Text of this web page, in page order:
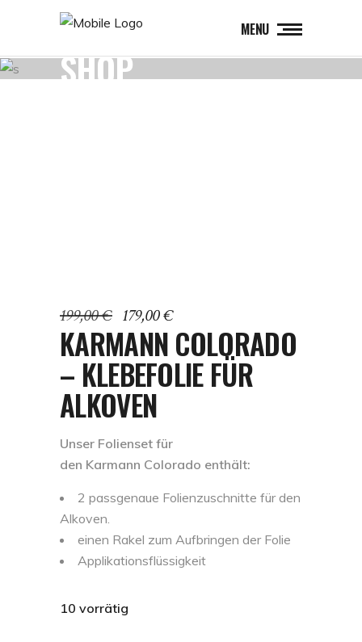
MENU
SHOP
199,00€ Ursprünglicher
Preis
war:
199,00 €
179,00€Aktueller
Preis
ist:
179,00 €.
KARMANN COLORADO
– KLEBEFOLIE FÜR
ALKOVEN
Unser Folienset für
den Karmann Colorado enthält:
2 passgenaue Folienzuschnitte für den
Alkoven.
einen Rakel zum Aufbringen der Folie
Applikationsflüssigkeit
10 vorrätig